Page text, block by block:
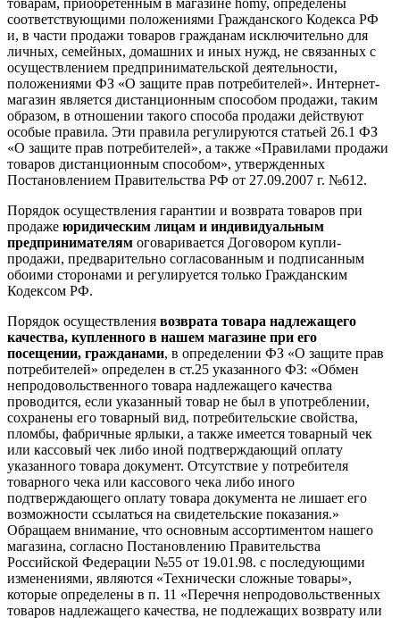
товарам, приобретенным в магазине homy, определены
соответствующими положениями Гражданского Кодекса РФ
и, в части продажи товаров гражданам исключительно для
личных, семейных, домашних и иных нужд, не связанных с
осуществлением предпринимательской деятельности,
положениями ФЗ «О защите прав потребителей». Интернет-
магазин является дистанционным способом продажи, таким
образом, в отношении такого способа продажи действуют
особые правила. Эти правила регулируются статьей 26.1 ФЗ
«О защите прав потребителей», а также «Правилами продажи
товаров дистанционным способом», утвержденных
Постановлением Правительства РФ от 27.09.2007 г. №612.
Порядок осуществления гарантии и возврата товаров при
продаже юридическим лицам и индивидуальным
предпринимателям оговаривается Договором купли-
продажи, предварительно согласованным и подписанным
обоими сторонами и регулируется только Гражданским
Кодексом РФ.
Порядок осуществления возврата товара надлежащего
качества, купленного в нашем магазине при его
посещении, гражданами, в определении ФЗ «О защите прав
потребителей» определен в ст.25 указанного ФЗ: «Обмен
непродовольственного товара надлежащего качества
проводится, если указанный товар не был в употреблении,
сохранены его товарный вид, потребительские свойства,
пломбы, фабричные ярлыки, а также имеется товарный чек
или кассовый чек либо иной подтверждающий оплату
указанного товара документ. Отсутствие у потребителя
товарного чека или кассового чека либо иного
подтверждающего оплату товара документа не лишает его
возможности ссылаться на свидетельские показания.»
Обращаем внимание, что основным ассортиментом нашего
магазина, согласно Постановлению Правительства
Российской Федерации №55 от 19.01.98. с последующими
изменениями, являются «Технически сложные товары»,
которые определены в п. 11 «Перечня непродовольственных
товаров надлежащего качества, не подлежащих возврату или